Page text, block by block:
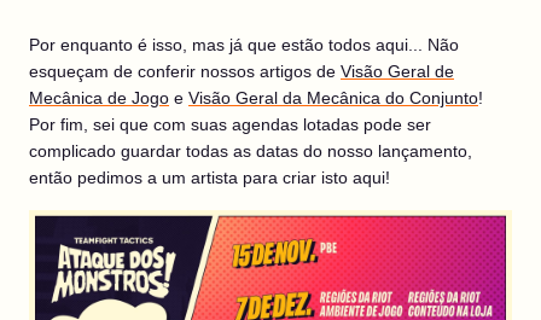
Por enquanto é isso, mas já que estão todos aqui... Não
esqueçam de conferir nossos artigos de Visão Geral de
Mecânica de Jogo e Visão Geral da Mecânica do Conjunto!
Por fim, sei que com suas agendas lotadas pode ser
complicado guardar todas as datas do nosso lançamento,
então pedimos a um artista para criar isto aqui!